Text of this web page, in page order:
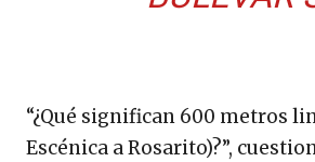
“¿Qué significan 600 metros
Escénica a Rosarito)?”,